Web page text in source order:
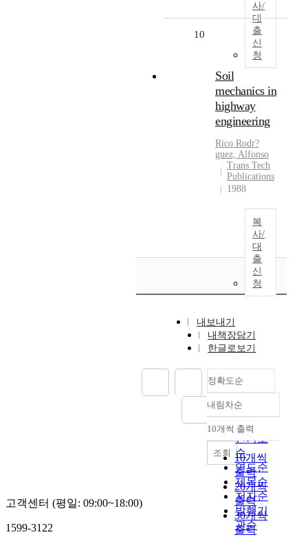
사/
대
출
신
청
10
Soil
mechanics in
highway
engineering
Rico Rodr?
guez, Alfonso
Trans Tech
Publications
1988
복
사/
대
출
신
청
내보내기
내책장담기
한글로보기
정확도순
정확도
순
인기도
순
연도순
제목순
저자순
발행기
관순
내림차순
내림차순
10개씩 출력
10개씩
출력
20개씩
출력
30개씩
출력
조회
고객센터 (평일: 09:00~18:00)
1599-3122